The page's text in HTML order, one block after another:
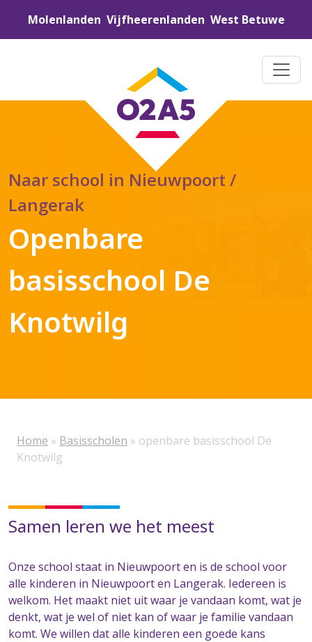
Molenlanden Vijfheerenlanden West Betuwe
Naar school in Nieuwpoort /
Langerak
Openbare
basisschool De
Knotwilg
Home » Basisscholen » openbare basisschool De
Knotwilg
Samen leren we het meest
Onze school staat in Nieuwpoort en is de school voor
alle kinderen in Nieuwpoort en Langerak. Iedereen is
welkom. Het maakt niet uit waar je vandaan komt, wat je
denkt, wat je wel of niet kan of waar je familie vandaan
komt. We willen dat alle kinderen een goede kans